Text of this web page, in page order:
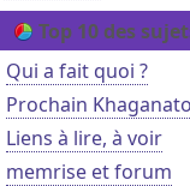
Top 10 des
Qui a fait quoi ?
Prochain
Liens à lire, à voir
memrise et forum